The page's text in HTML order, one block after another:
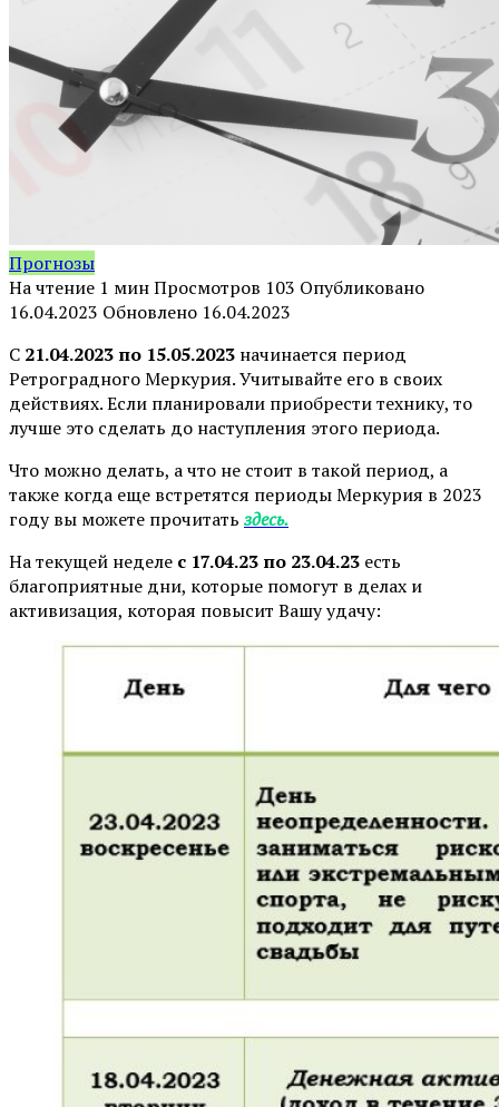
Прогнозы
На чтение 1 минПросмотров 103 Опубликовано
16.04.2023 Обновлено 16.04.2023
С 21.04.2023 по 15.05.2023 начинается период
Ретроградного Меркурия. Учитывайте его в своих
действиях. Если планировали приобрести технику, то
лучше это сделать до наступления этого периода.
Что можно делать, а что не стоит в такой период, а
также когда еще встретятся периоды Меркурия в 2023
году вы можете прочитать здесь.
На текущей неделе с 17.04.23 по 23.04.23 есть
благоприятные дни, которые помогут в делах и
активизация, которая повысит Вашу удачу: